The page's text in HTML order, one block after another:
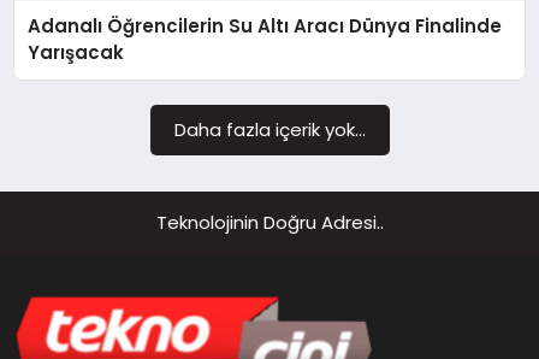
MAGAZIN
Adanalı Öğrencilerin Su Altı Aracı Dünya Finalinde
Yarışacak
Daha fazla içerik yok...
Teknolojinin Doğru Adresi..